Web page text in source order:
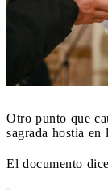
Otro punto que
sagrada hostia en
El documento